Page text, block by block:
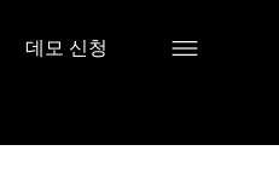
데모 신청